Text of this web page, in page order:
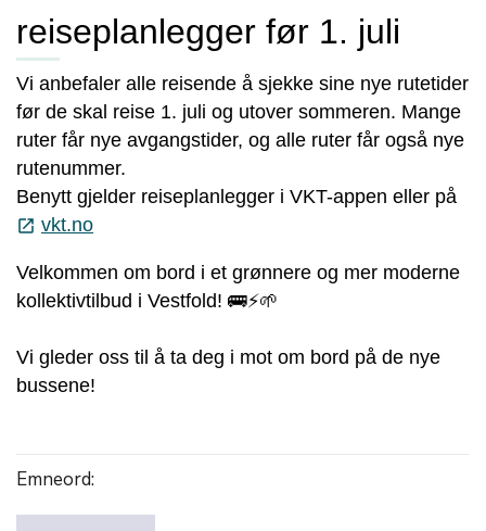
reiseplanlegger før 1. juli
Vi anbefaler alle reisende å sjekke sine nye rutetider
før de skal reise 1. juli og utover sommeren. Mange
ruter får nye avgangstider, og alle ruter får også nye
rutenummer.
Benytt gjelder reiseplanlegger i VKT-appen eller på
launch vkt.no
Velkommen om bord i et grønnere og mer moderne
kollektivtilbud i Vestfold! 🚌⚡🌱
Vi gleder oss til å ta deg i mot om bord på de nye
bussene!
Emneord: